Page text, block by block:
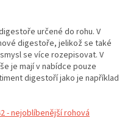
určené do rohu. V
digestoře, jelikož se také
se více rozepisovat. V
je mají v nabídce pouze
digestoří jako je například